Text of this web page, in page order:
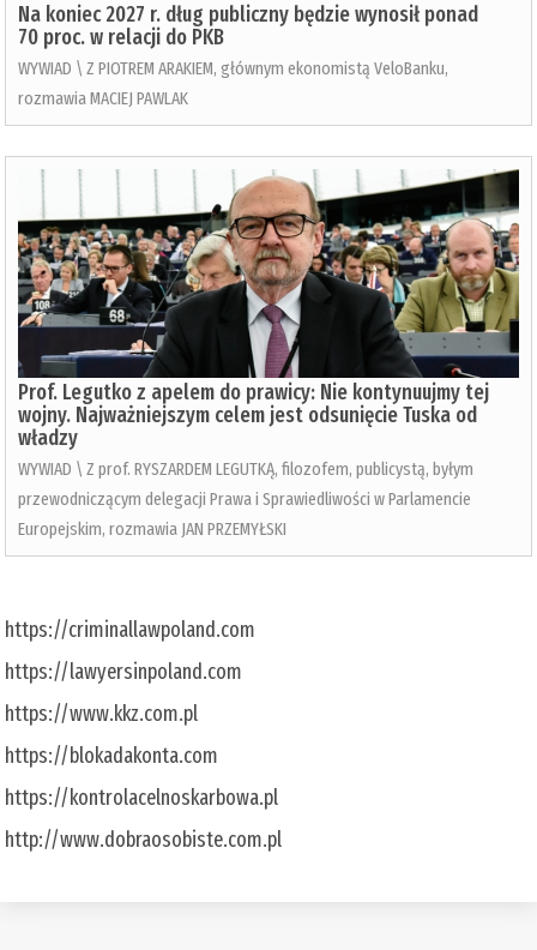
Na koniec 2027 r. dług publiczny będzie wynosił ponad
70 proc. w relacji do PKB
WYWIAD \ Z PIOTREM ARAKIEM, głównym ekonomistą VeloBanku,
rozmawia MACIEJ PAWLAK
Prof. Legutko z apelem do prawicy: Nie kontynuujmy tej
wojny. Najważniejszym celem jest odsunięcie Tuska od
władzy
WYWIAD \ Z prof. RYSZARDEM LEGUTKĄ, filozofem, publicystą, byłym
przewodniczącym delegacji Prawa i Sprawiedliwości w Parlamencie
Europejskim, rozmawia JAN PRZEMYŁSKI
https://criminallawpoland.com
https://lawyersinpoland.com
https://www.kkz.com.pl
https://blokadakonta.com
https://kontrolacelnoskarbowa.pl
http://www.dobraosobiste.com.pl